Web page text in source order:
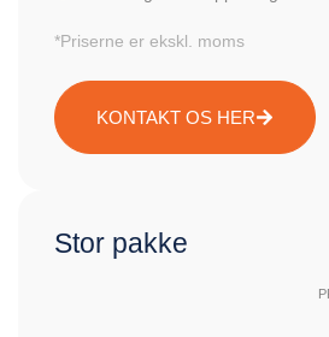
*Priserne er ekskl. moms
KONTAKT OS HER
Stor pakke